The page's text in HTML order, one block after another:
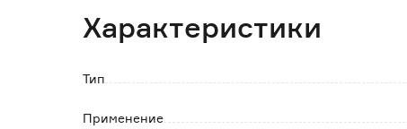
Особенности и преимущества:
прост в подключении и эксплуатации, нет
- время отключения ленты после
Характеристики
Тип
Применение